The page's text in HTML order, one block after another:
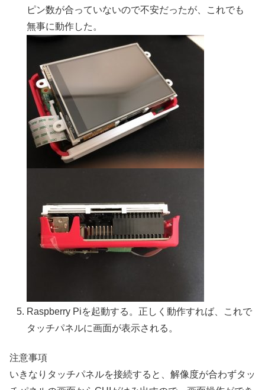
ピン数が合っていないので不安だったが、これでも
無事に動作した。
Raspberry Piを起動する。正しく動作すれば、これで
タッチパネルに画面が表示される。
注意事項
いきなりタッチパネルを接続すると、解像度が合わずタッ